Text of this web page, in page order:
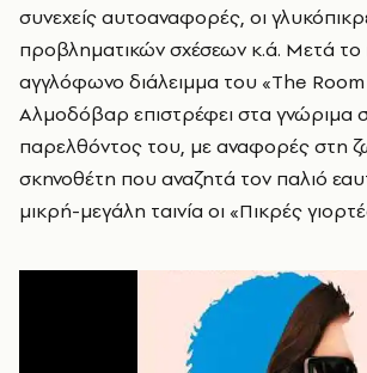
συνεχείς αυτοαναφορές, οι
προβληματικών σχέσεων κ.ά. Μετά το
αγγλόφωνο διάλειμμα του «The Room
Αλμοδόβαρ επιστρέφει στα γνώριμα
παρελθόντος του, με αναφορές στη
σκηνοθέτη που αναζητά τον παλιό
μικρή-μεγάλη ταινία οι «Πικρές